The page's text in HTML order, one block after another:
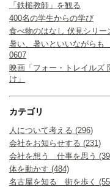
「鉄槌教師」を観る
400名の学生からの学び
食べ物のはなし 伏見シリ
暑い、暑いといいながら
0607
映画「フォー・トレイルズ
け」
カテゴリ
人について考える (296)
会社をお知らせする (231)
会社を想う 仕事を思う
体を動かす (484)
名古屋を知る 街を歩く